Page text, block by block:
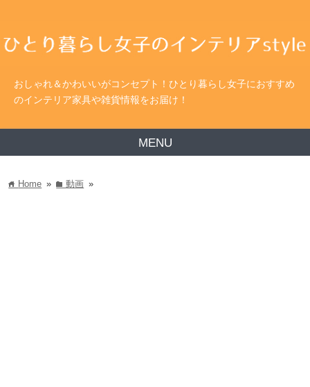
おしゃれ＆かわいいがコンセプト！ひとり暮らし女子におすすめ
のインテリア家具や雑貨情報をお届け！
MENU
home Home » folder動画 »